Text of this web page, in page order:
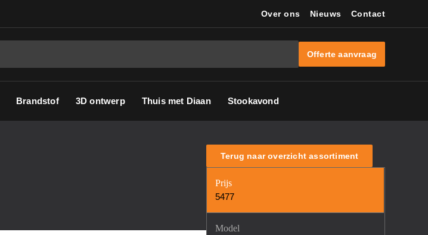
Over ons Nieuws Contact
Offerte aanvraag
Brandstof 3D ontwerp Thuis met Diaan Stookavond
Terug naar overzicht assortiment
Prijs
5477
Model